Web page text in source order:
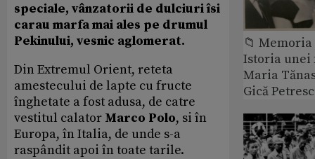
speciale, vânzatorii de dulciuri îsi
carau marfa mai ales pe drumul
Pekinului, vesnic aglomerat.
Din Extremul Orient, reteta
amestecului de lapte cu fructe
înghetate a fost adusa, de catre
vestitul calator Marco Polo, si în
Europa, în Italia, de unde s-a
raspândit apoi în toate tarile.
📁
Istoria
Maria
Gică